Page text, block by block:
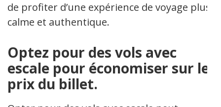
de profiter d’une expérience de voyage plus
calme et authentique.
Optez pour des vols avec
escale pour économiser sur le
prix du billet.